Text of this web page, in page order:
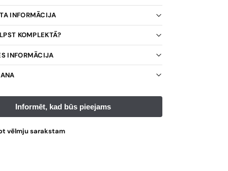
INFORMĀCIJA
KOMPLEKTĀ?
INFORMĀCIJA
vēlmju sarakstam